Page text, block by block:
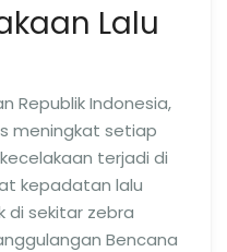
Lalu
Republik Indonesia,
meningkat setiap
terjadi di
kepadatan lalu
di sekitar zebra
Bencana